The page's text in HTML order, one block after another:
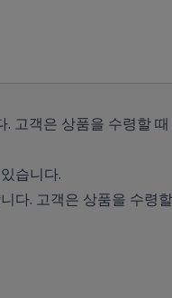
고객은 상품을 수령할
습니다.
다. 고객은 상품을 수령